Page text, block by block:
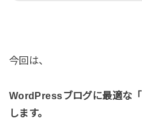
今回は、
WordPressブログに最適な「
します。